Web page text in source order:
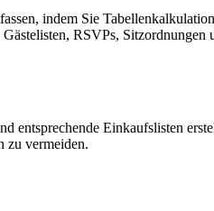
indem Sie
RSVPs, Sitzordnungen
entsprechende Einkaufslisten
zu vermeiden.